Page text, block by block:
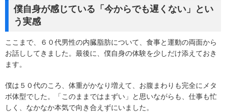
僕自身が感じている「今からでも遅くない」とい
う実感
ここまで、６０代男性の内臓脂肪について、食事と運動の両面から
お話ししてきました。最後に、僕自身の体験を少しだけ添えておき
ます。
僕は５０代のころ、体重がかなり増えて、お腹まわりも完全にメタ
ボ体型でした。「このままではまずい」と思いながらも、仕事も忙
しく、なかなか本気で向き合えずにいました。